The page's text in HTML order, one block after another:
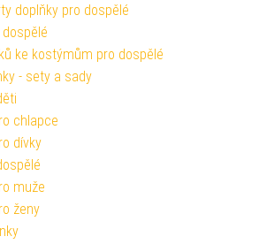
doplňky pro dospělé
ke kostýmům pro dospělé
- sety a sady
chlapce
dívky
muže
ženy